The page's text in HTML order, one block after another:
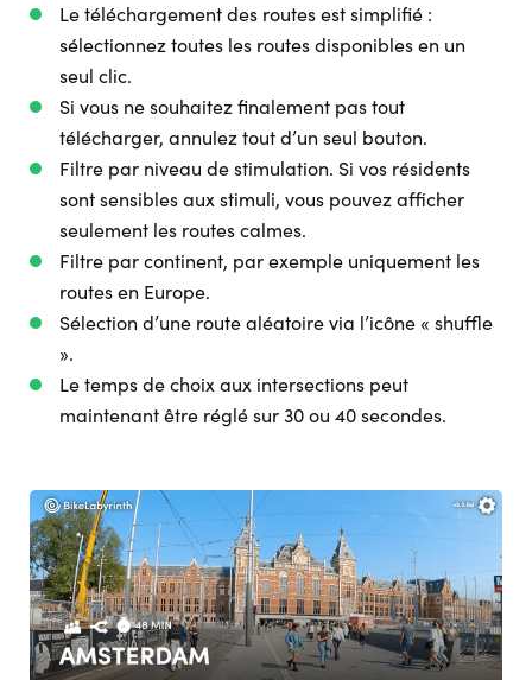
Le téléchargement des routes est simplifié :
sélectionnez toutes les routes disponibles en un
seul clic.
Si vous ne souhaitez finalement pas tout
télécharger, annulez tout d’un seul bouton.
Filtre par niveau de stimulation. Si vos résidents
sont sensibles aux stimuli, vous pouvez afficher
seulement les routes calmes.
Filtre par continent, par exemple uniquement les
routes en Europe.
Sélection d’une route aléatoire via l’icône « shuffle
».
Le temps de choix aux intersections peut
maintenant être réglé sur 30 ou 40 secondes.